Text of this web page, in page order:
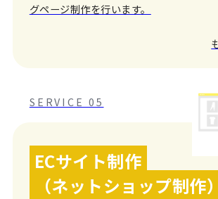
グページ制作を行います。
SERVICE 05
ECサイト制作
（ネットショップ制作）